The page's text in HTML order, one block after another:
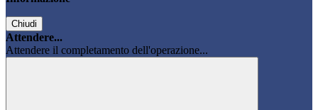
Chiudi
Attendere...
Attendere il completamento dell'operazione...